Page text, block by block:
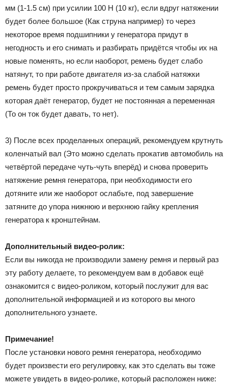
мм (1-1.5 см) при усилии 100 H (10 кг), если вдруг натяжении
будет более большое (Как струна например) то через
некоторое время подшипники у генератора придут в
негодность и его снимать и разбирать придётся чтобы их на
новые поменять, но если наоборот, ремень будет слабо
натянут, то при работе двигателя из-за слабой натяжки
ремень будет просто прокручиваться и тем самым зарядка
которая даёт генератор, будет не постоянная а переменная
(То он ток будет давать, то нет).
3) После всех проделанных операций, рекомендуем крутнуть
коленчатый вал (Это можно сделать прокатив автомобиль на
четвёртой передаче чуть-чуть вперёд) и снова проверить
натяжение ремня генератора, при необходимости его
дотяните или же наоборот ослабьте, под завершение
затяните до упора нижнюю и верхнюю гайку крепления
генератора к кронштейнам.
Дополнительный видео-ролик:
Если вы никогда не производили замену ремня и первый раз
эту работу делаете, то рекомендуем вам в добавок ещё
ознакомится с видео-роликом, который послужит для вас
дополнительной информацией и из которого вы много
дополнительного узнаете.
Примечание!
После установки нового ремня генератора, необходимо
будет произвести его регулировку, как это сделать вы тоже
можете увидеть в видео-ролике, который расположен ниже: